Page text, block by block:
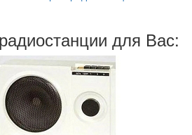
для Вас: